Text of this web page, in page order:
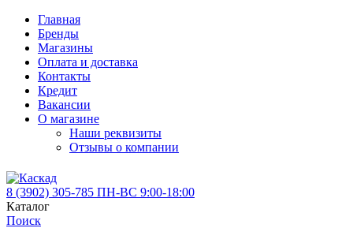
Главная
Бренды
Магазины
Оплата и доставка
Контакты
Кредит
Вакансии
О магазине
Наши реквизиты
Отзывы о компании
8 (3902) 305-785 ПН-ВС 9:00-18:00
Каталог
Поиск